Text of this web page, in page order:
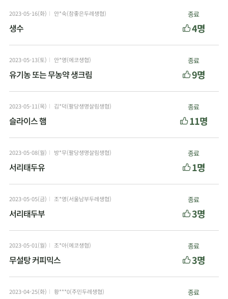
2023-05-16(화) 안*숙(참좋은두레생협)
생수
종료
4명
2023-05-13(토) 안*영(에코생협)
유기농 또는 무농약 생크림
종료
9명
2023-05-11(목) 김*덕(팔당생명살림생협)
슬라이스 햄
종료
11명
2023-05-08(월) 방*무(팔당생명살림생협)
서리태두유
종료
1명
2023-05-05(금) 조*영(서울남부두레생협)
서리태두부
종료
3명
2023-05-01(월) 조*아(에코생협)
무설탕 커피믹스
종료
3명
2023-04-25(화) 황***0(주민두레생협) 종료